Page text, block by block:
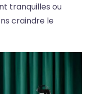
tranquilles ou
craindre le